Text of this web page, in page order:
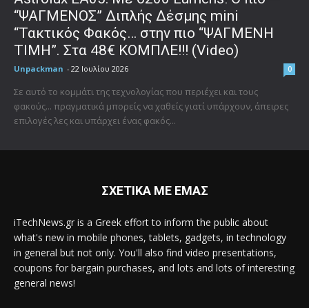
“ΨΑΓΜΕΝΟΣ” Διπλής Δέσμης mini
“Τακτικός Φακός… στην πιο “ΨΑΓΜΕΝΗ
ΤΙΜΗ”. Στα 48€ ΚΟΜΠΛΕ!!! (Video)
Unpackman - 22 Ιουλίου 2026 0
Σε αυτό το κομμάτι της τεχνολογίας που περιέχει και τους
φακούς... πραγματικά μπορείς να χαθείς γιατί υπάρχουν, άπειρες
επιλογές λες και υπάρχει ένας φακός...
ΣΧΕΤΙΚΑ ΜΕ ΕΜΑΣ
iTechNews.gr is a Greek effort to inform the public about
what's new in mobile phones, tablets, gadgets, in technology
in general but not only. You'll also find video presentations,
coupons for bargain purchases, and lots and lots of interesting
general news!